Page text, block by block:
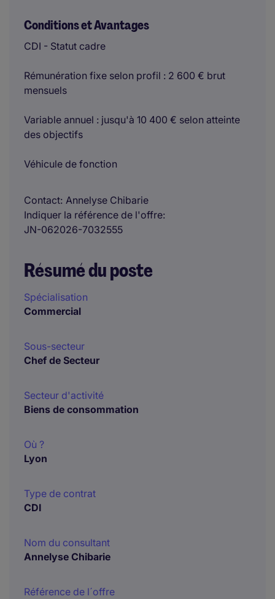
Conditions et Avantages
CDI - Statut cadre
Rémunération fixe selon profil : 2 600 € brut
mensuels
Variable annuel : jusqu'à 10 400 € selon atteinte
des objectifs
Véhicule de fonction
Contact Annelyse Chibarie
Indiquer la référence de l'offre
JN-062026-7032555
Résumé du poste
Spécialisation
Commercial
Sous-secteur
Chef de Secteur
Secteur d'activité
Biens de consommation
Où ?
Lyon
Type de contrat
CDI
Nom du consultant
Annelyse Chibarie
Référence de l´offre